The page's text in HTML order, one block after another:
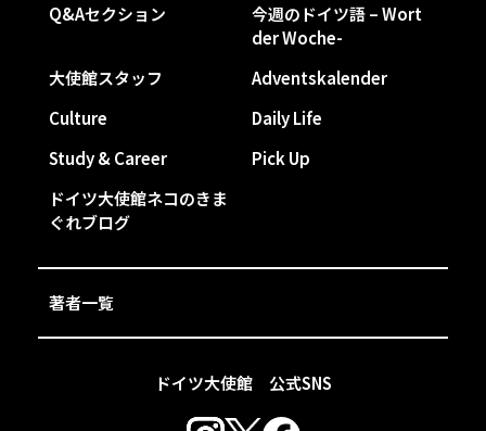
ドイツ大使館 公式SNS
Q&Aセクション
今週のドイツ語 – Wort
der Woche-
大使館スタッフ
Adventskalender
Culture
Daily Life
Study & Career
Pick Up
ドイツ大使館ネコのきま
ぐれブログ
著者一覧